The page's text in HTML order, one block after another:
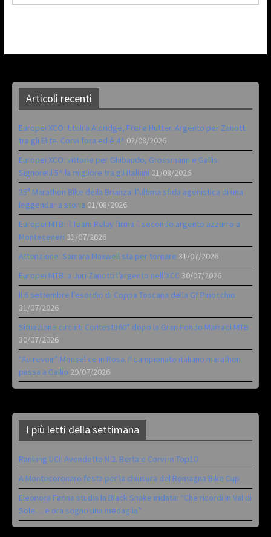
Articoli recenti
Europei XCO: titoli a Aldridge, Frei e Hutter. Argento per Zanotti
tra gli Elite. Corvi fora ed è 4^ 02/08/2026
Europei XCO: vittorie per Ghibaudo, Grossmann e Gallis.
Signorelli 5^ la migliore tra gli italiani 01/08/2026
35ª Marathon Bike della Brianza: l’ultima sfida agonistica di una
leggendaria storia 01/08/2026
Europei MTB: il Team Relay firma il secondo argento azzurro a
Monteceneri 31/07/2026
Attenzione: Samara Maxwell sta per tornare 31/07/2026
Europei MTB: a Juri Zanotti l’argento nell’XCC 30/07/2026
Il 6 settembre l’esordio di Coppa Toscana della Gf Pinocchio
31/07/2026
Situazione circuiti Contest360° dopo la Gran Fondo Marradi MTB
30/07/2026
“Au revoir” Monselice in Rosa. Il campionato italiano marathon
passa a Gallio 29/07/2026
I più letti della settimana
Ranking UCI: Avondetto N.2. Berta e Corvi in Top10
A Montecoronaro festa per la chiusura del Romagna Bike Cup
Eleonora Farina studia la Black Snake iridata: “Che ricordi in Val di
Sole… e ora sogno una medaglia”